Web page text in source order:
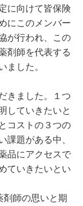
に向けて皆保険
にこのメンバー
が行われ、この
剤師を代表する
ました。
きました。１つ
していきたいと
コストの３つの
課題がある中、
品にアクセスで
ていきたいとい
師の思いと期